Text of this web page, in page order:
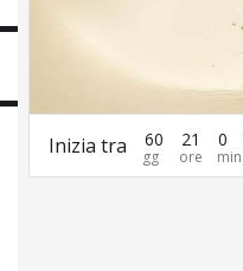
Inizia tra 60 21 0